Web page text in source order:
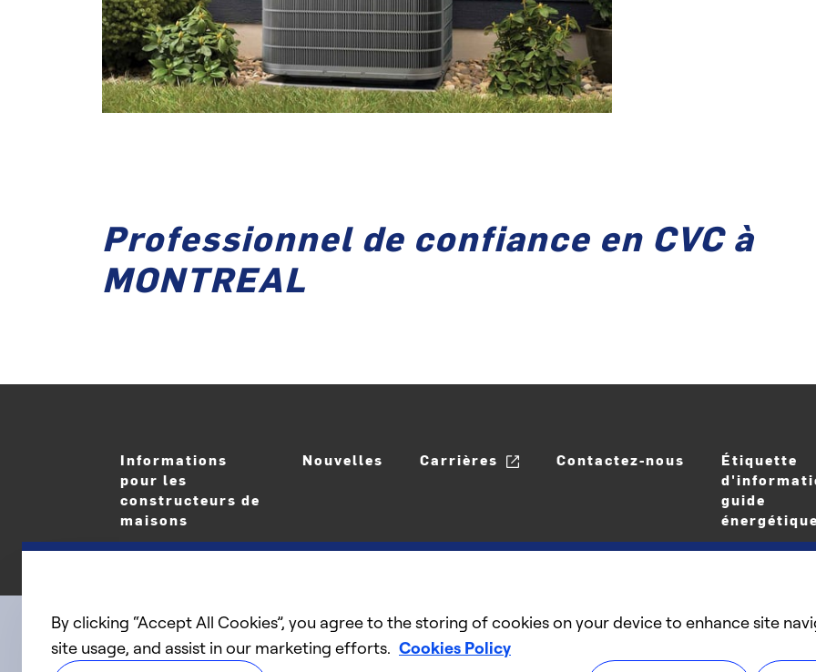
Professionnel de confiance en CVC à
MONTREAL
Informations
pour les
constructeurs de
maisons
Nouvelles Carrières Contactez-nous
Étiquette
guide
énergétique
©2025 Carrier. Tous droits réservés.
By clicking “Accept All Cookies”, you agree to the storing of cookies on your device to enhance site
site usage, and assist in our marketing efforts. Cookies Policy